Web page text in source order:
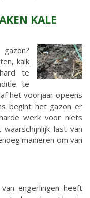
KALE
kalk
te
te
het voorjaar opeens
begint het gazon er
werk voor niets
last van
manieren om van
engerlingen heeft